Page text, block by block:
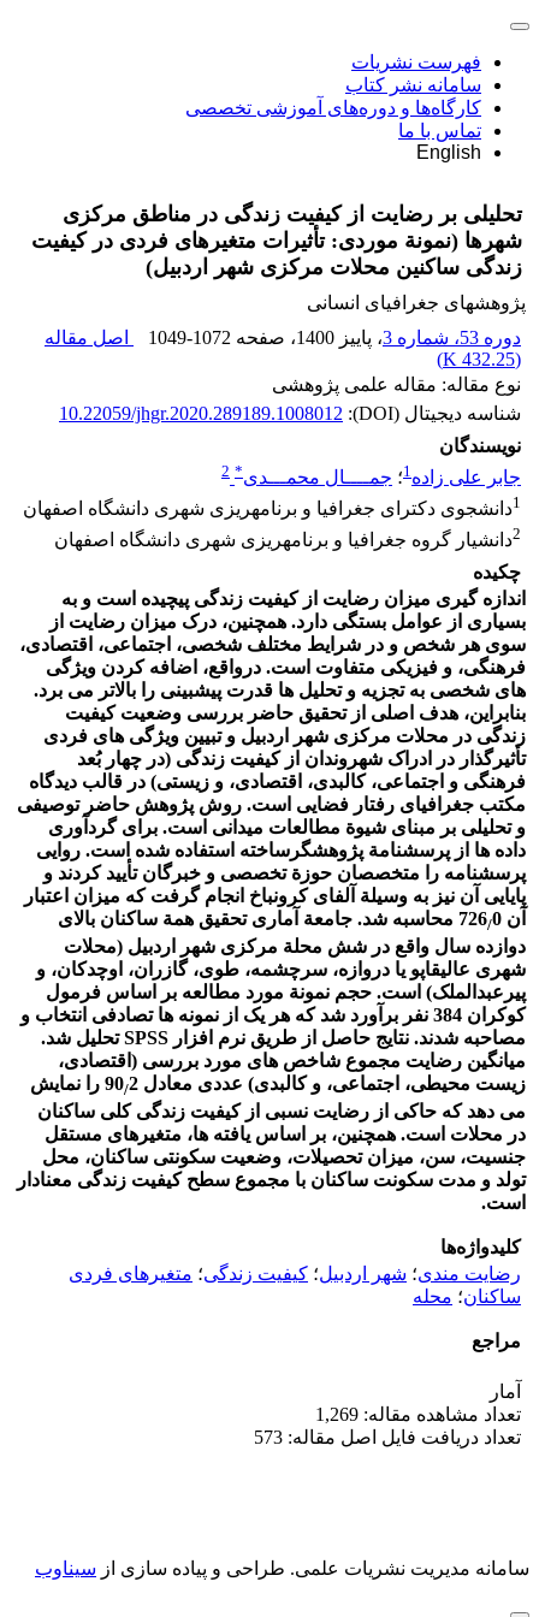
فهرست نشریات
سامانه نشر کتاب
کارگاه‌ها و دوره‌های آموزشی تخصصی
تماس با ما
English
تحلیلی بر رضایت از کیفیت زندگی در مناطق مرکزی
شهرها (نمونة موردی: تأثیرات متغیرهای فردی در کیفیت
زندگی ساکنین محلات مرکزی شهر اردبیل)
پژوهشهای جغرافیای انسانی
دوره 53، شماره 3
، پاییز 1400 ، صفحه 1049-1072
اصل مقاله
(
432.25 K
)
نوع مقاله: مقاله علمی پژوهشی
شناسه دیجیتال (DOI):
10.22059/jhgr.2020.289189.1008012
نویسندگان
جابر علی زاده1؛ جمــــال محمـــدی*
2
1دانشجوی دکترای جغرافیا و برنامه‏ریزی شهری دانشگاه اصفهان
2دانشیار گروه جغرافیا و برنامه‏ریزی شهری دانشگاه اصفهان
چکیده
اندازه‏ گیری میزان رضایت از کیفیت زندگی پیچیده است و به
بسیاری از عوامل بستگی دارد. همچنین، درک میزان رضایت از
سوی هر شخص و در شرایط مختلف شخصی، اجتماعی، اقتصادی،
فرهنگی، و فیزیکی متفاوت است. درواقع، اضافه‏ کردن ویژگی
‏های شخصی به تجزیه و تحلیل‏ ها قدرت پیش‏بینی را بالاتر می‏ برد.
بنابراین، هدف اصلی از تحقیق حاضر بررسی وضعیت کیفیت
زندگی در محلات مرکزی شهر اردبیل و تبیین ویژگی ‏های فردی
تأثیرگذار در ادراک شهروندان از کیفیت زندگی (در چهار بُعد
فرهنگی و اجتماعی، کالبدی، اقتصادی، و زیستی) در قالب دیدگاه
مکتب جغرافیای رفتار فضایی است. روش پژوهش حاضر توصیفی
و تحلیلی بر مبنای شیوة مطالعات میدانی است. برای گردآوری
داده ‏ها از پرسش‏نامة پژوهشگرساخته استفاده شده است. روایی
پرسش‏نامه را متخصصان حوزة تخصصی و خبرگان تأیید کردند و
پایایی آن نیز به وسیلة آلفای کرونباخ انجام گرفت که میزان اعتبار
آن 726
/
0 محاسبه شد. جامعة آماری تحقیق همة ساکنان بالای
دوازده سال واقع در شش محلة مرکزی شهر اردبیل (محلات
شهری عالی‏قاپو یا دروازه، سرچشمه، طوی، گازران، اوچدکان، و
پیرعبدالملک) است. حجم نمونة مورد مطالعه بر اساس فرمول
کوکران 384 نفر برآورد شد که هر یک از نمونه‏ ها تصادفی انتخاب و
مصاحبه شدند. نتایج حاصل از طریق نرم ‏افزار SPSS تحلیل شد.
میانگین رضایت مجموع شاخص‏ های مورد بررسی (اقتصادی،
زیست‏ محیطی، اجتماعی، و کالبدی) عددی معادل 90
/
2 را نمایش
می‏ دهد که حاکی از رضایت نسبی از کیفیت زندگی کلی ساکنان
در محلات است. همچنین، بر اساس یافته ‏ها، متغیرهای مستقل
جنسیت، سن، میزان تحصیلات، وضعیت سکونتی ساکنان، محل
تولد و مدت سکونت ساکنان با مجموع سطح کیفیت زندگی معنادار
است.
کلیدواژه‌ها
رضایت مندی؛ شهر اردبیل؛ کیفیت زندگی؛ متغیرهای فردی
ساکنان؛ محله
مراجع
آمار
تعداد مشاهده مقاله: 1,269
تعداد دریافت فایل اصل مقاله: 573
سامانه مدیریت نشریات علمی. طراحی و پیاده سازی از سیناوب